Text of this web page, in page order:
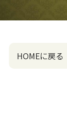
HOMEに戻る